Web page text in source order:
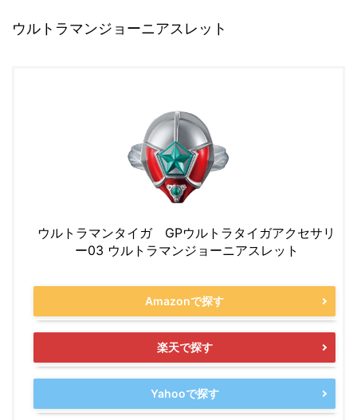
ウルトラマンジョーニアスレット
ウルトラマンタイガ GPウルトラタイガアクセサリ
ー03 ウルトラマンジョーニアスレット
Amazonで探す
楽天で探す
Yahooで探す